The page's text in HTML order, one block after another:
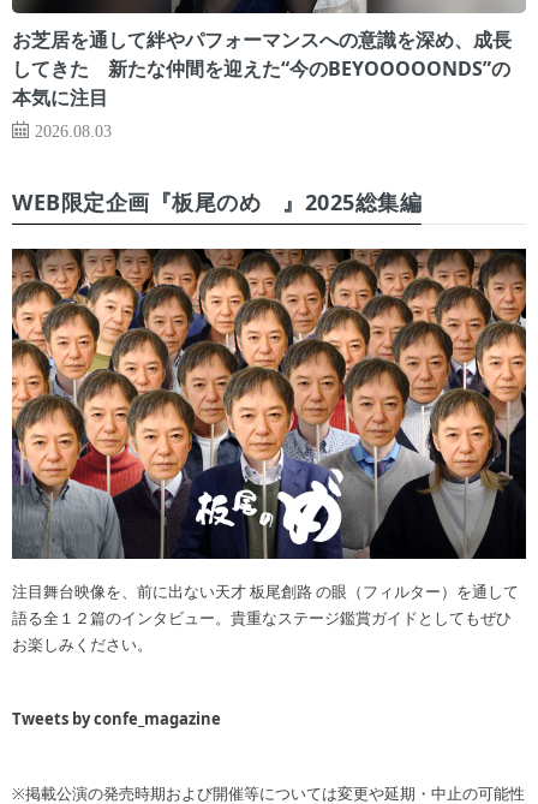
お芝居を通して絆やパフォーマンスへの意識を深め、成長
してきた 新たな仲間を迎えた“今のBEYOOOOONDS”の
本気に注目
2026.08.03
WEB限定企画『板尾のめ゙』2025総集編
注目舞台映像を、前に出ない天才 板尾創路 の眼（フィルター）を通して
語る全１２篇のインタビュー。貴重なステージ鑑賞ガイドとしてもぜひ
お楽しみください。
Tweets by confe_magazine
※掲載公演の発売時期および開催等については変更や延期・中止の可能性